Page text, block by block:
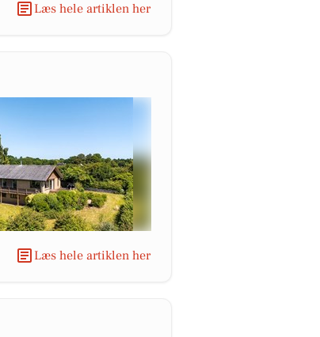
Læs hele artiklen her
Læs hele artiklen her